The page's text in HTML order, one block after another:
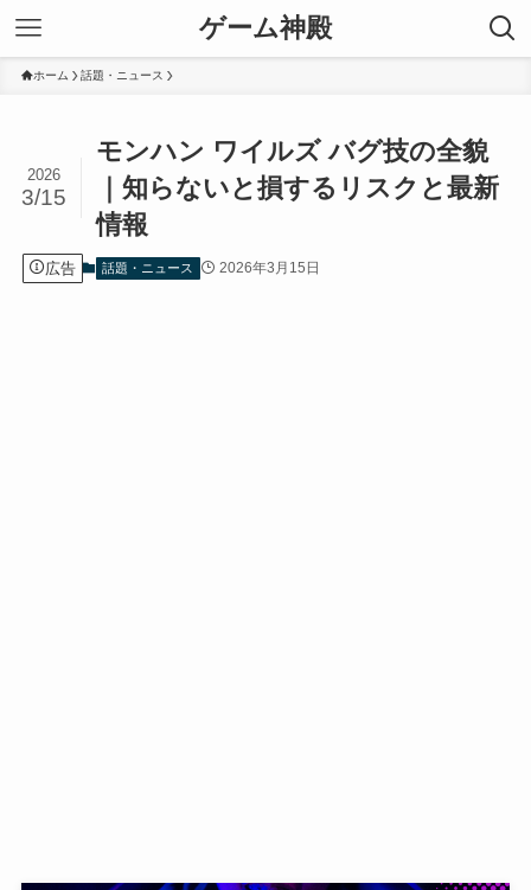
ゲーム神殿
ホーム 話題・ニュース
モンハン ワイルズ バグ技の全貌
｜知らないと損するリスクと最新
情報
2026
3/15
広告 話題・ニュース 2026年3月15日